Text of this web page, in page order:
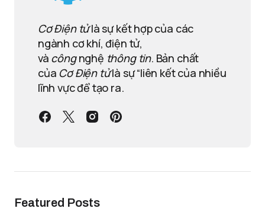
Cơ Điện tửlà sự kết hợp của các
ngành cơ khí, điện tử,
và côngnghệ thông tin. Bản chất
của Cơ Điện tửlà sự “liên kết của nhiều
lĩnh vực để tạo ra.
Featured Posts